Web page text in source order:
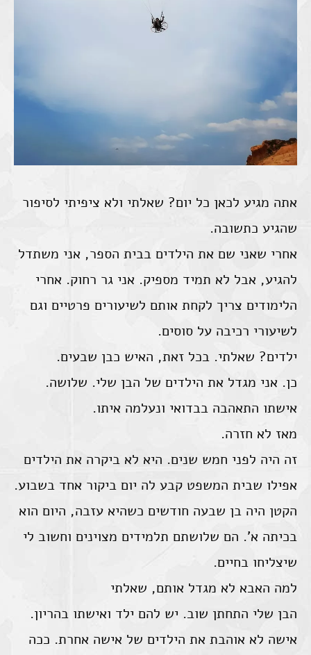
אתה מגיע לכאן כל יום? שאלתי ולא ציפיתי לסיפור
שהגיע כתשובה.
אחרי שאני שם את הילדים בבית הספר, אני משתדל
להגיע, אבל לא תמיד מספיק. אני גר רחוק. אחרי
הלימודים צריך לקחת אותם לשיעורים פרטיים וגם
לשיעורי רכיבה על סוסים.
ילדים? שאלתי. בכל זאת, האיש כבן שבעים.
כן. אני מגדל את הילדים של הבן שלי. שלושה.
אישתו התאהבה בבדואי ונעלמה איתו.
מאז לא חזרה.
זה היה לפני חמש שנים. היא לא ביקרה את הילדים
אפילו שבית המשפט קבע לה יום ביקור אחד בשבוע.
הקטן היה בן שבעה חודשים כשהיא עזבה, היום הוא
בכיתה א'. הם שלושתם תלמידים מצוינים וחשוב לי
שיצליחו בחיים.
למה האבא לא מגדל אותם, שאלתי
הבן שלי התחתן שוב. יש להם ילד ואישתו בהריון.
אישה לא אוהבת את הילדים של אישה אחרת. ככה